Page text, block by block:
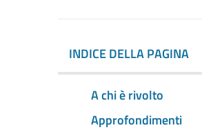
INDICE DELLA PAGINA
A chi è rivolto
Approfondimenti